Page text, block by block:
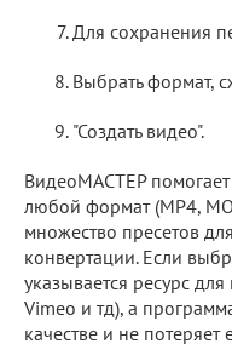
Для сохранения
Выбрать формат,
"Создать видео".
ВидеоМАСТЕР помогает
любой формат (MP4,
множество пресетов
конвертации. Если
указывается ресурс
Vimeo и тд), а
качестве и не